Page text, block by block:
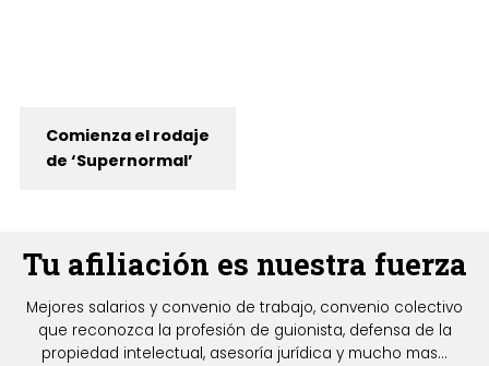
Comienza el rodaje
de ‘Supernormal’
Tu afiliación es nuestra fuerza
Mejores salarios y convenio de trabajo, convenio colectivo
que reconozca la profesión de guionista, defensa de la
propiedad intelectual, asesoría jurídica y mucho mas...